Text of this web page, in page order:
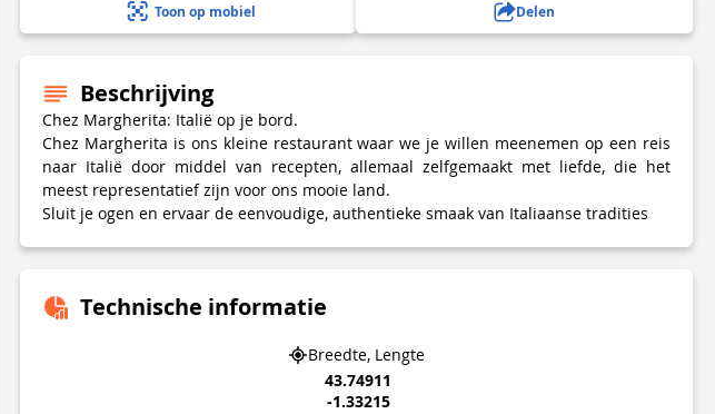
Toon op mobiel Delen
Beschrijving
Chez Margherita: Italië op je bord.
Chez Margherita is ons kleine restaurant waar we je willen meenemen op een reis
naar Italië door middel van recepten, allemaal zelfgemaakt met liefde, die het
meest representatief zijn voor ons mooie land.
Sluit je ogen en ervaar de eenvoudige, authentieke smaak van Italiaanse tradities
Technische informatie
Breedte, Lengte
43.74911
-1.33215